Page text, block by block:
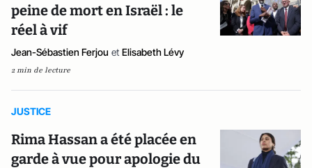
peine de mort en Israël : le
réel à vif
Jean-Sébastien Ferjou et Elisabeth Lévy
2 min de lecture
JUSTICE
Rima Hassan a été placée en
garde à vue pour apologie du